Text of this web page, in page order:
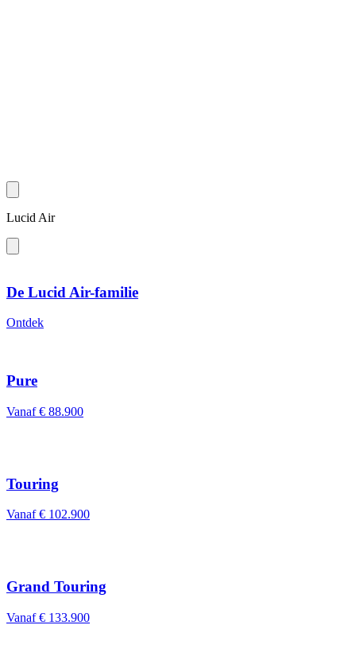
Lucid Air
De Lucid Air-familie
Ontdek
Pure
Vanaf € 88.900
Touring
Vanaf € 102.900
Grand Touring
Vanaf € 133.900